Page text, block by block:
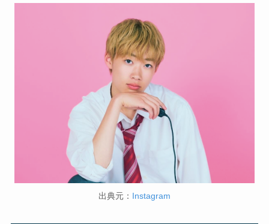
出典元： Instagram